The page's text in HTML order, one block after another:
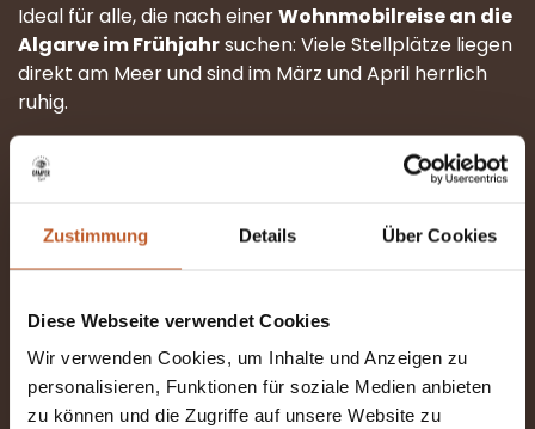
Zustimmung Details Über Cookies
Diese Webseite verwendet Cookies
Wir verwenden Cookies, um Inhalte und Anzeigen zu
personalisieren, Funktionen für soziale Medien anbieten
zu können und die Zugriffe auf unsere Website zu
Ideal für alle, die nach einerWohnmobilreise an die
Algarve im Frühjahrsuchen: Viele Stellplätze liegen
direkt am Meer und sind im März und April herrlich
ruhig.
4. Die Mosel – Weindörfer,
Burgen und entspannte Fahrten
Wer lieber in der Nähe bleibt, findet entlang der
Mosel eines der schönsten Wohnmobilziele für das
entspannte Fahrten machen diese Region perfekt
für kurze Reisen.
Das solltest du nicht verpassen